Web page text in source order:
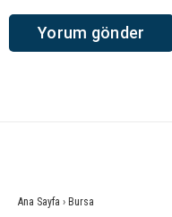
Ana Sayfa › Bursa